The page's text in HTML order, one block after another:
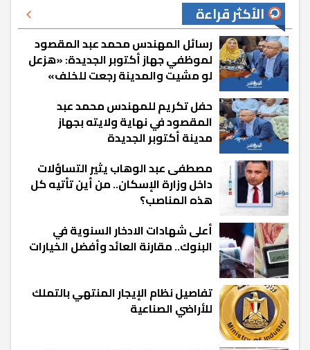
الأكثر قراءة
رسائل المهندس محمد عبد المقصود
لموظفي جهاز أكتوبر الجديدة: «هزعل
لو مشيت والمدينة رجعت للخلف»
حفل تكريم للمهندس محمد عبد
المقصود في نهاية ولايته بجهاز
مدينة أكتوبر الجديدة
مصطفى عبد الوهاب يثير التساؤلات
داخل وزارة الإسكان.. من أين تأتيه كل
هذه المناصب؟
أعلى شهادات الادخار السنوية في
البنوك.. مقارنة العائد وأفضل الخيارات
تفاصيل نظام الإيجار المنتهي بالتملك
للأراضي الصناعية